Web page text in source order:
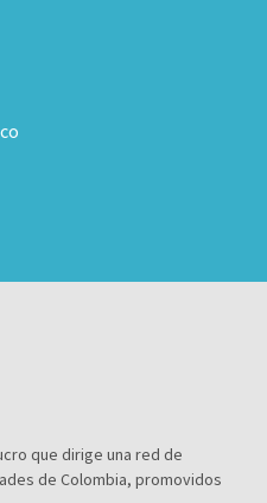
que dirige una red de
de Colombia, promovidos